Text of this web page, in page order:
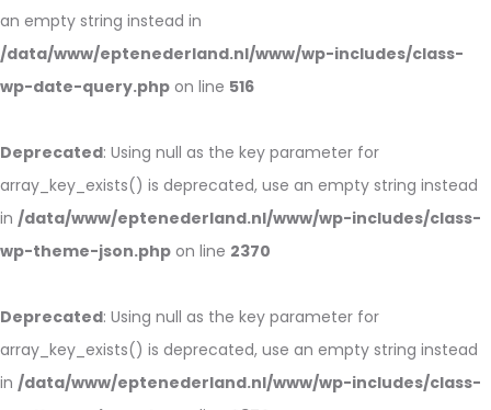
an empty string instead in
/data/www/eptenederland.nl/www/wp-includes/class-
wp-date-query.php on line 516
Deprecated: Using null as the key parameter for
array_key_exists() is deprecated, use an empty string instead
in /data/www/eptenederland.nl/www/wp-includes/class-
wp-theme-json.php on line 2370
Deprecated: Using null as the key parameter for
array_key_exists() is deprecated, use an empty string instead
in /data/www/eptenederland.nl/www/wp-includes/class-